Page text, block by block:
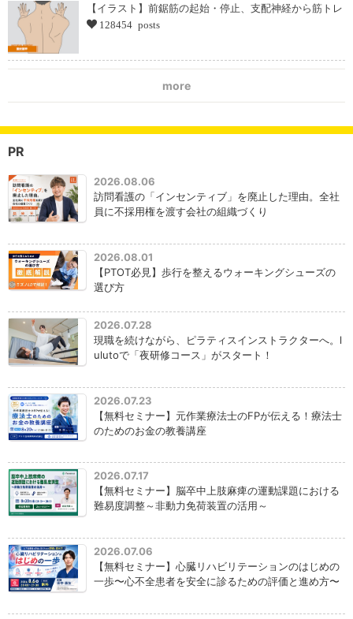
【イラスト】前鋸筋の起始・停止、支配神経から筋トレ
128454 posts
more
PR
2026.08.06
訪問看護の「インセンティブ」を廃止した理由。全社
員に不採用権を渡す会社の組織づくり
2026.08.01
【PTOT必見】歩行を整えるウォーキングシューズの
選び方
2026.07.28
現職を続けながら、ピラティスインストラクターへ。l
ulutoで「夜研修コース」がスタート！
2026.07.23
【無料セミナー】元作業療法士のFPが伝える！療法士
のためのお金の教養講座
2026.07.17
【無料セミナー】脳卒中上肢麻痺の運動課題における
難易度調整～非動力免荷装置の活用～
2026.07.06
【無料セミナー】心臓リハビリテーションのはじめの
一歩〜心不全患者を安全に診るための評価と進め方〜